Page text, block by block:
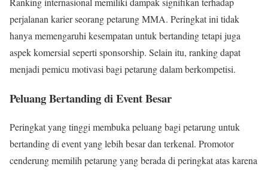
perjalanan karier seorang petarung MMA. Peringkat ini tidak
hanya memengaruhi kesempatan untuk bertanding tetapi juga
aspek komersial seperti sponsorship. Selain itu, ranking dapat
menjadi pemicu motivasi bagi petarung dalam berkompetisi.
Peluang Bertanding di Event Besar
Peringkat yang tinggi membuka peluang bagi petarung untuk
bertanding di event yang lebih besar dan terkenal. Promotor
cenderung memilih petarung yang berada di peringkat atas karena